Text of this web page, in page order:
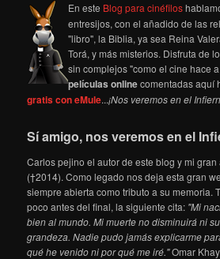
En este Blog para cinéfilos
entresijos, con el añadido de las
"libro", la Biblia, ya sea Reina
Torá, y más misterios. Disfruta de
sin complejos "como el cine hace
películas onlinecomentadas aquí
gratis con eMule...¡Nos veremos en el
Sí amigo, nos veremos en el
Carlos pejino el autor de este blog y mi gran
(†2014). Como legado nos deja esta gran
siempre abierta como tributo a su memoria.
poco antes del final, la siguiente cita: "Mi
bien al mundo. Mi muerte no disminuirá ni
grandeza. Nadie pudo jamás explicarme
qué he venido ni por qué me iré."Omar